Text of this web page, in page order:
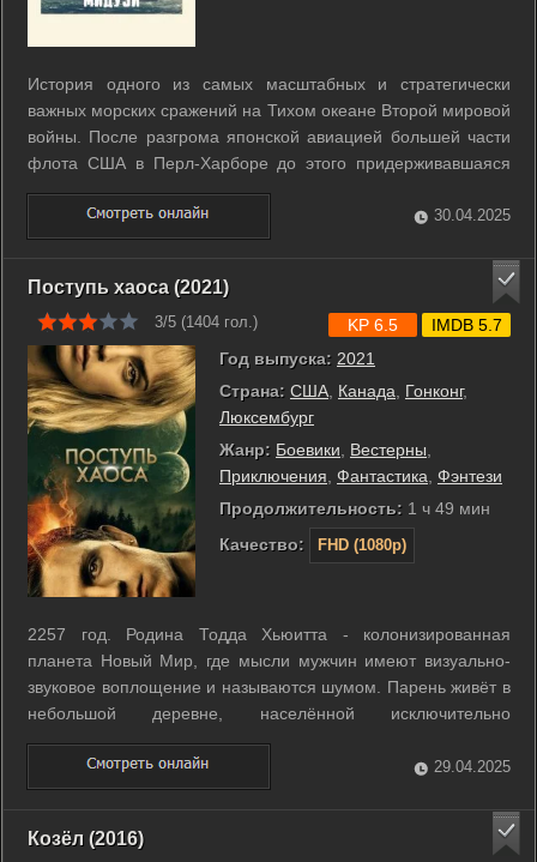
История одного из самых масштабных и стратегически
важных морских сражений на Тихом океане Второй мировой
войны. После разгрома японской авиацией большей части
флота США в Перл-Харборе до этого придерживавшаяся
нейтралитета Америка вступает в войну. В июне 1942 года
остатки американского флота под командованием
адмирала Честера Нимица сражаются с ...
30.04.2025
Поступь хаоса (2021)
3/5 (1404 гол.)
Год выпуска: 2021
Страна: США, Канада, Гонконг,
Люксембург
Жанр: Боевики, Вестерны,
Приключения, Фантастика, Фэнтези
Продолжительность: 1 ч 49 мин
Качество:
FHD (1080p)
KP 6.5 IMDB 5.7
2257 год. Родина Тодда Хьюитта - колонизированная
планета Новый Мир, где мысли мужчин имеют визуально-
звуковое воплощение и называются шумом. Парень живёт в
небольшой деревне, населённой исключительно
мужчинами, и ещё не научился скрывать свои мысли от
окружающих. Однажды над планетой терпит крушение
корабль-разведчик из второй волны колонистов, в ...
29.04.2025
Козёл (2016)